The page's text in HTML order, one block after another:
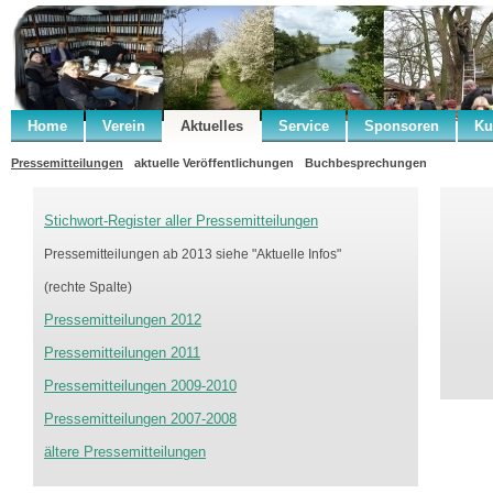
Home Verein Aktuelles Service Sponsoren
Pressemitteilungen aktuelle Veröffentlichungen Buchbesprechungen
Stichwort-Register aller Pressemitteilungen
Pressemitteilungen ab 2013 siehe "Aktuelle Infos"
(rechte Spalte)
Pressemitteilungen 2012
Pressemitteilungen 2011
Pressemitteilungen 2009-2010
Pressemitteilungen 2007-2008
ältere Pressemitteilungen